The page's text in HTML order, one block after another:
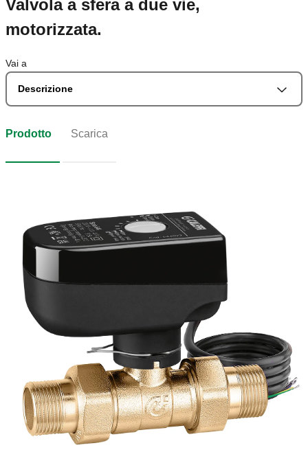
Valvola a sfera a due vie,
motorizzata.
Vai a
Descrizione
Prodotto Scarica